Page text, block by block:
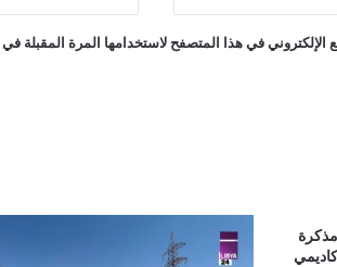
في هذا المتصفح لاستخدامها المرة المقبلة